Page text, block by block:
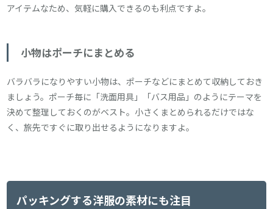
アイテムなため、気軽に購入できるのも利点ですよ。
小物はポーチにまとめる
バラバラになりやすい小物は、ポーチなどにまとめて収納しておき
ましょう。ポーチ毎に「洗面用具」「バス用品」のようにテーマを
決めて整理しておくのがベスト。小さくまとめられるだけではな
く、旅先ですぐに取り出せるようになりますよ。
パッキングする洋服の素材にも注目